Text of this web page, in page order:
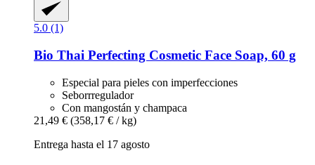
5.0 (1)
Bio Thai Perfecting Cosmetic Face Soap, 60 g
Especial para pieles con imperfecciones
Seborrregulador
Con mangostán y champaca
21,49 € (358,17 € / kg)
Entrega hasta el 17 agosto